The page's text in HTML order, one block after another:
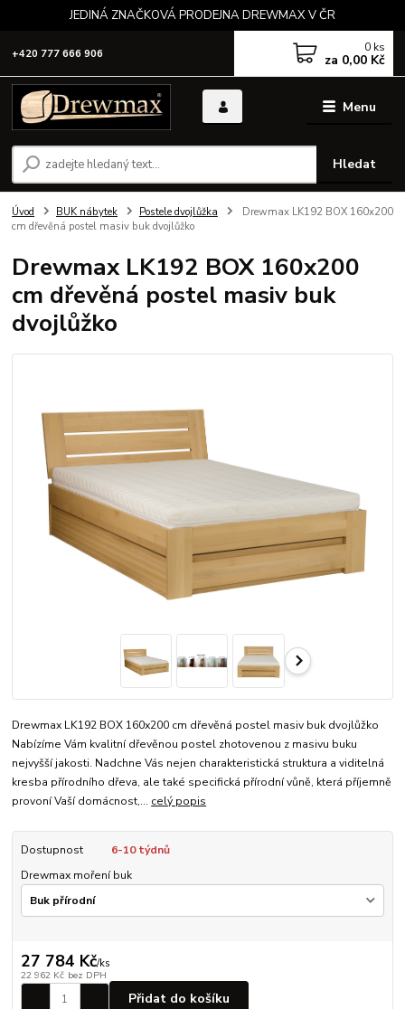
JEDINÁ ZNAČKOVÁ PRODEJNA DREWMAX V ČR
Menu
Hledat
+420 777 666 906 0 ks
za 0,00 Kč
Úvod BUK nábytek Postele dvojlůžka
Drewmax LK192 BOX 160x200
cm dřevěná postel masiv buk dvojlůžko
Drewmax LK192 BOX 160x200
cm dřevěná postel masiv buk
dvojlůžko
Drewmax LK192 BOX 160x200 cm dřevěná postel masiv buk dvojlůžko
Nabízíme Vám kvalitní dřevěnou postel zhotovenou z masivu buku
nejvyšší jakosti. Nadchne Vás nejen charakteristická struktura a viditelná
kresba přírodního dřeva, ale také specifická přírodní vůně, která příjemně
provoní Vaší domácnost,... celý popis
Dostupnost
6-10 týdnů
Drewmax moření buk
27 784 Kč/ks
22 962 Kč bez DPH
Přidat do košíku